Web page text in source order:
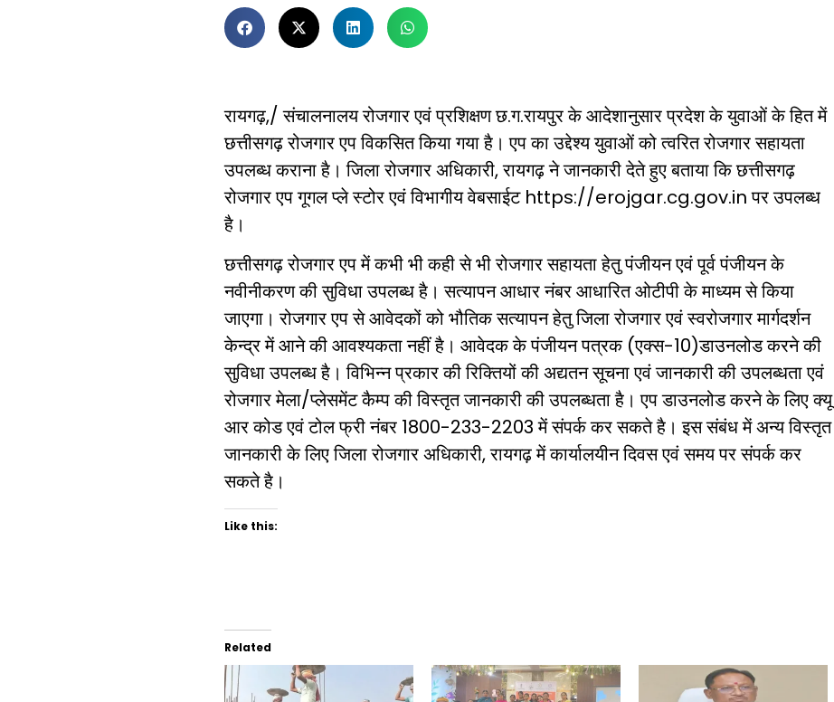
रायगढ़,/ संचालनालय रोजगार एवं प्रशिक्षण छ.ग.रायपुर के आदेशानुसार प्रदेश के युवाओं के हित में
छत्तीसगढ़ रोजगार एप विकसित किया गया है। एप का उद्देश्य युवाओं को त्वरित रोजगार सहायता
उपलब्ध कराना है। जिला रोजगार अधिकारी, रायगढ़ ने जानकारी देते हुए बताया कि छत्तीसगढ़
रोजगार एप गूगल प्ले स्टोर एवं विभागीय वेबसाईट https://erojgar.cg.gov.inपर उपलब्ध
है।
छत्तीसगढ़ रोजगार एप में कभी भी कही से भी रोजगार सहायता हेतु पंजीयन एवं पूर्व पंजीयन के
नवीनीकरण की सुविधा उपलब्ध है। सत्यापन आधार नंबर आधारित ओटीपी के माध्यम से किया
जाएगा। रोजगार एप से आवेदकों को भौतिक सत्यापन हेतु जिला रोजगार एवं स्वरोजगार मार्गदर्शन
केन्द्र में आने की आवश्यकता नहीं है। आवेदक के पंजीयन पत्रक (एक्स-10)डाउनलोड करने की
सुविधा उपलब्ध है। विभिन्न प्रकार की रिक्तियों की अद्यतन सूचना एवं जानकारी की उपलब्धता एवं
रोजगार मेला/प्लेसमेंट कैम्प की विस्तृत जानकारी की उपलब्धता है। एप डाउनलोड करने के लिए क्यू
आर कोड एवं टोल फ्री नंबर 1800-233-2203 में संपर्क कर सकते है। इस संबंध में अन्य विस्तृत
जानकारी के लिए जिला रोजगार अधिकारी, रायगढ़ में कार्यालयीन दिवस एवं समय पर संपर्क कर
सकते है।
Like this:
Related